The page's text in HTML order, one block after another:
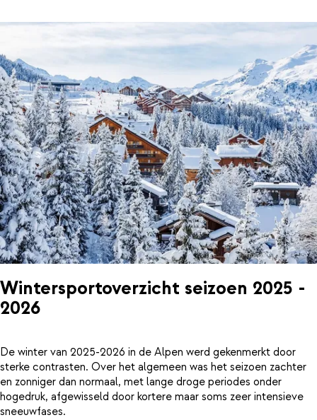
Wintersportoverzicht seizoen 2025 -
2026
De winter van 2025-2026 in de Alpen werd gekenmerkt door
sterke contrasten. Over het algemeen was het seizoen zachter
en zonniger dan normaal, met lange droge periodes onder
hogedruk, afgewisseld door kortere maar soms zeer intensieve
sneeuwfases.